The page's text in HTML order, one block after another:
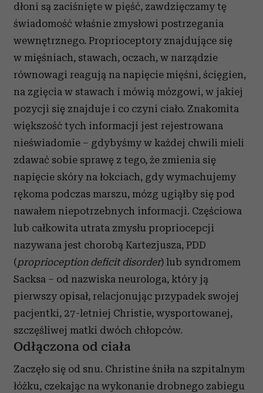
dłoni są zaciśnięte w pięść, zawdzięczamy tę
świadomość właśnie zmysłowi postrzegania
wewnętrznego. Proprioceptory znajdujące się
w mięśniach, stawach, oczach, w narządzie
równowagi reagują na napięcie mięśni, ścięgien,
na zgięcia w stawach i mówią mózgowi, w jakiej
pozycji się znajduje i co czyni ciało. Znakomita
większość tych informacji jest rejestrowana
nieświadomie – gdybyśmy w każdej chwili mieli
zdawać sobie sprawę z tego, że zmienia się
napięcie skóry na łokciach, gdy wymachujemy
rękoma podczas marszu, mózg ugiąłby się pod
nawałem niepotrzebnych informacji. Częściowa
lub całkowita utrata zmysłu propriocepcji
nazywana jest chorobą Kartezjusza, PDD
(proprioception deficit disorder) lub syndromem
Sacksa – od nazwiska neurologa, który ją
pierwszy opisał, relacjonując przypadek swojej
pacjentki, 27-letniej Christie, wysportowanej,
szczęśliwej matki dwóch chłopców.
Odłączona od ciała
Zaczęło się od snu. Christine śniła na szpitalnym
łóżku, czekając na wykonanie drobnego zabiegu